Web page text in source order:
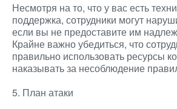
Несмотря на то, что у вас есть
поддержка, сотрудники могут
если вы не предоставите им
Крайне важно убедиться, что
правильно использовать ресурсы
наказывать за несоблюдение
5. План атаки